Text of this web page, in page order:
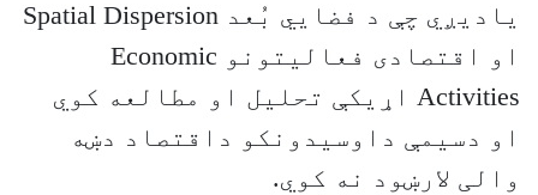
یادیږي چې د فضايي بُعد Spatial Dispersion
او اقتصادی فعاليتونو Economic
Activities اړيکې تحليل او مطالعه کوي
او دسيمې داوسيدونکو داقتصاد دښه
والی لارښود نه کوي.